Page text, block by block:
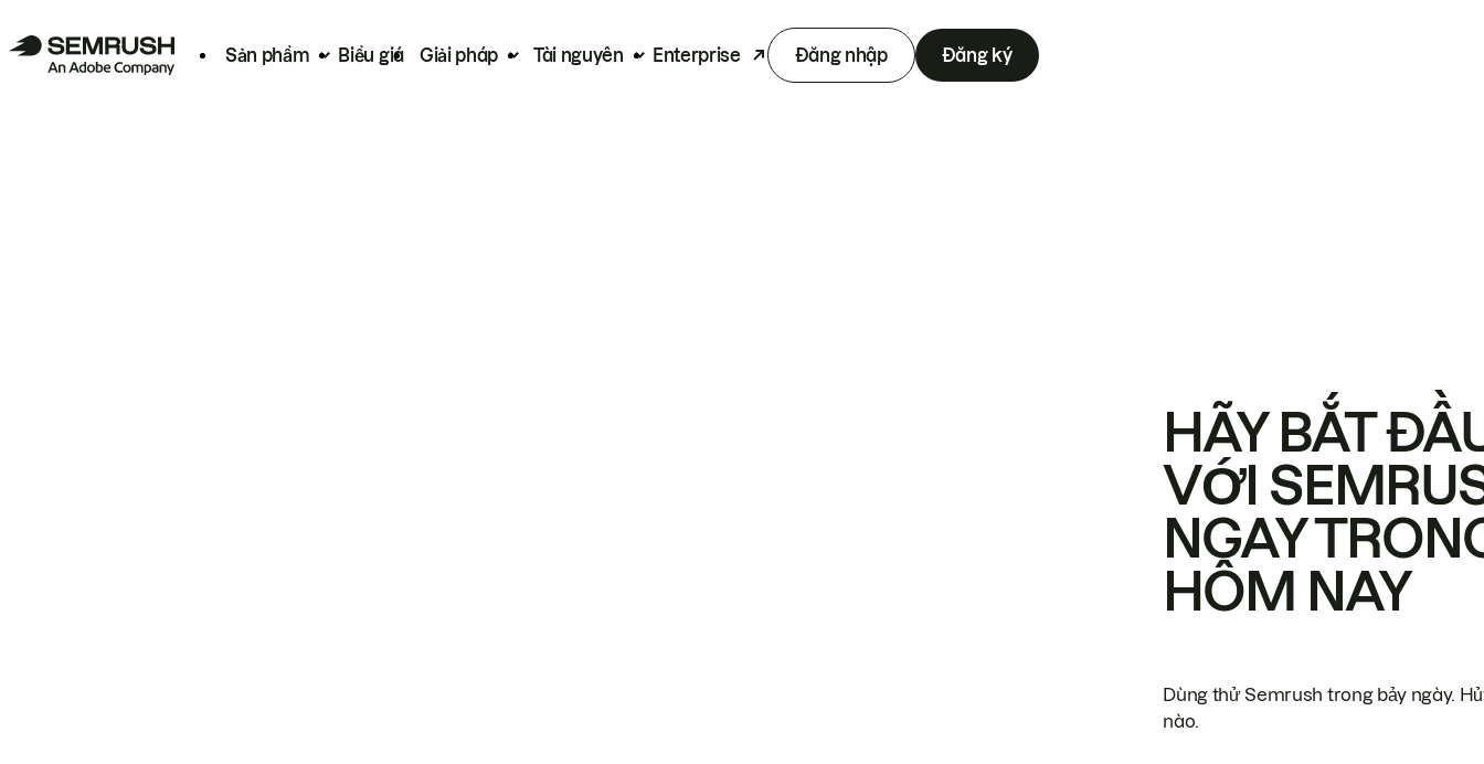
Sản phẩm Biểu giá Giải pháp Tài nguyên Enterprise Đăng nhập Đăng ký
HÃY BẮT
VỚI
NGAY
HÔM NAY
Dùng thử Semrush trong bảy ngày.
nào.